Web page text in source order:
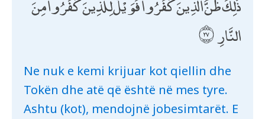
النَّارِ
Ne nuk e kemi krijuar kot qiellin dhe
Tokën dhe atë që është në mes tyre.
Ashtu (kot), mendojnë jobesimtarët. E